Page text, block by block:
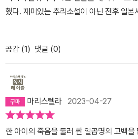
물이 자신에 입장에서 화자가 되어 그 날
서 과거를 거슬러 올라가 자신들이 간직하
되는데, 독자의 입장에서 약간에 스릴감도
면 과연 누가 범인인지 그 내막을 알 수가 없
했다. 재미있는 추리소설이 아닌 전후 일본
공감 (1) 댓글 (0)
마리스텔라 2023-04-27
한 아이의 죽음을 둘러 싼 일곱명의 고백을